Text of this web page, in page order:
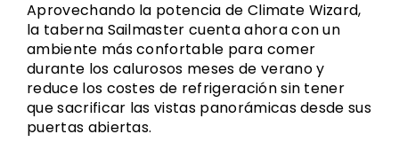
Aprovechando la potencia de Climate Wizard,
la taberna Sailmaster cuenta ahora con un
ambiente más confortable para comer
durante los calurosos meses de verano y
reduce los costes de refrigeración sin tener
que sacrificar las vistas panorámicas desde sus
puertas abiertas.